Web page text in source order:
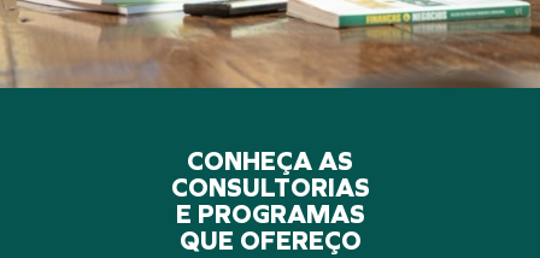
CONHEÇA AS
CONSULTORIAS
E PROGRAMAS
QUE OFEREÇO